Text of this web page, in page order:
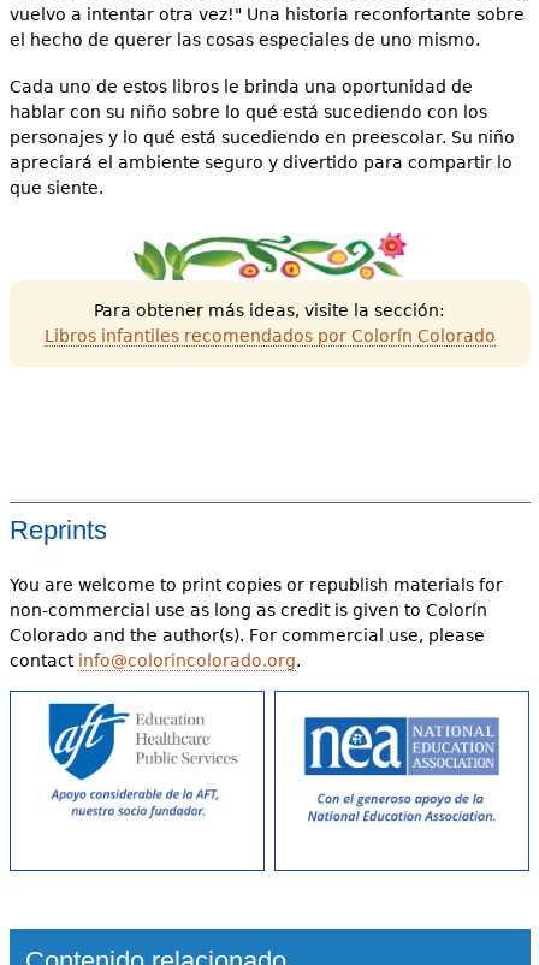
vuelvo a intentar otra vez!" Una historia reconfortante sobre
el hecho de querer las cosas especiales de uno mismo.
Cada uno de estos libros le brinda una oportunidad de
hablar con su niño sobre lo qué está sucediendo con los
personajes y lo qué está sucediendo en preescolar. Su niño
apreciará el ambiente seguro y divertido para compartir lo
que siente.
Para obtener más ideas, visite la sección:
Libros infantiles recomendados por Colorín Colorado
Reprints
You are welcome to print copies or republish materials for
non-commercial use as long as credit is given to Colorín
Colorado and the author(s). For commercial use, please
contact info@colorincolorado.org.